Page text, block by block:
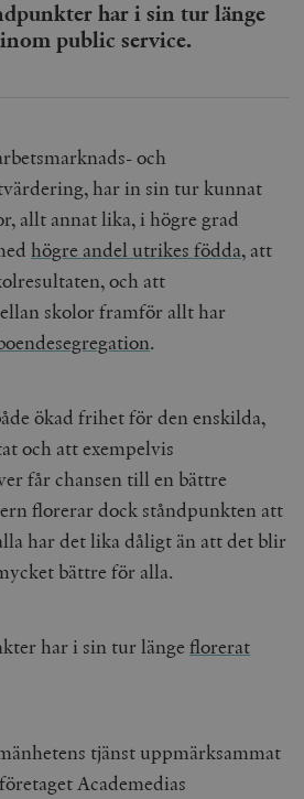
har i sin tur länge
public service.
och
har in sin tur kunnat
allt annat lika, i högre grad
högre andel utrikes födda, att
, och att
skolor framför allt har
.
ökad frihet för den enskilda,
och att exempelvis
får chansen till en bättre
florerar dock ståndpunkten att
har det lika dåligt än att det blir
bättre för alla.
har i sin tur längeflorerat
tjänst uppmärksammat
Academedias